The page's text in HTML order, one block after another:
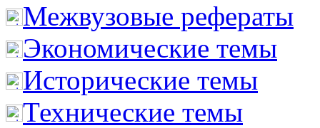
Межвузовые рефераты
Экономические темы
Исторические темы
Технические темы